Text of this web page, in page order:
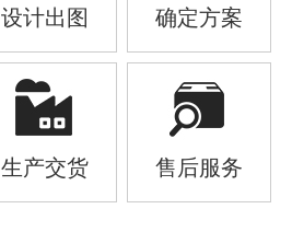
设计出图 确定方案
生产交货 售后服务